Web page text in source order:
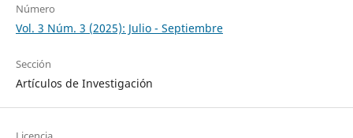
Número
Vol. 3 Núm. 3 (2025): Julio - Septiembre
Sección
Artículos de Investigación